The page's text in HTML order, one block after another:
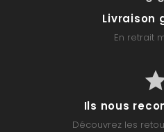
Livraison
En retrait
Ils nous
Découvrez les